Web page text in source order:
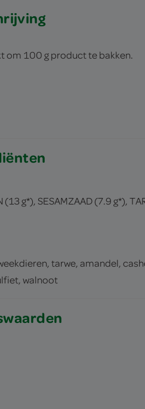
om 100 g product te bakken.
g*), SESAMZAAD (7.9 g*),
tarwe, amandel,
walnoot